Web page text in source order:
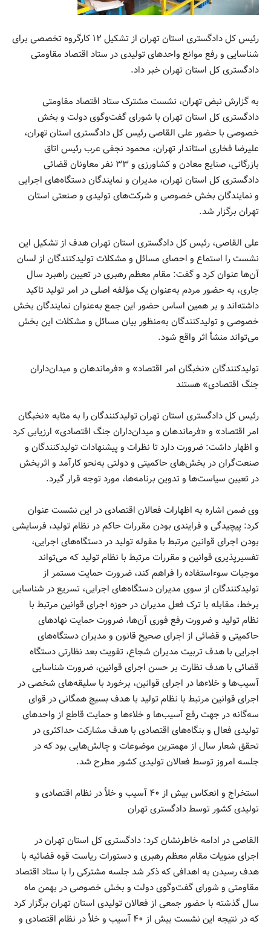
رئیس کل دادگستری استان تهران از تشکیل ۱۲ کارگروه تخصصی برای
شناسایی و رفع موانع واحدهای تولیدی در ستاد اقتصاد مقاومتی
دادگستری کل استان تهران خبر داد.
به گزارش نبض تهران، نشست مشترک ستاد اقتصاد مقاومتی
دادگستری کل استان تهران با شورای گفت‌وگوی دولت و بخش
خصوصی با حضور علی القاصی رئیس کل دادگستری استان تهران،
علیرضا فخاری استاندار تهران، محمود نجفی عرب رئیس اتاق
بازرگانی، صنایع معادن و کشاورزی و ۳۳ نفر معاونان قضائی
دادگستری کل استان تهران، مدیران و نمایندگان دستگاه‌های اجرایی
و نمایندگان بخش خصوصی و شرکت‌های تولیدی و صنعتی استان
تهران برگزار شد.
علی القاصی، رئیس کل دادگستری استان تهران هدف از تشکیل این
نشست را استماع و احصای مسائل و مشکلات تولیدکنندگان از لسان
آن‌ها عنوان کرد و گفت: مقام معظم رهبری در تعیین راهبرد سال
جاری، به حضور مردم به‌عنوان یک مؤلفه اصلی در امر تولید تاکید
داشته‌اند و بر همین اساس حضور این جمع به‌عنوان نمایندگان بخش
خصوصی و تولیدکنندگان به‌منظور بیان مسائل و مشکلات این بخش
می‌تواند منشأ اثر واقع شود.
تولیدکنندگان «نخبگان امر اقتصاد» و «فرماندهان و میدان‌داران
جنگ اقتصادی» هستند
رئیس کل دادگستری استان تهران تولیدکنندگان را به مثابه «نخبگان
امر اقتصاد» و «فرماندهان و میدان‌داران جنگ اقتصادی» ارزیابی کرد
و اظهار داشت: ضرورت دارد تا نظرات و پیشنهادات تولیدکنندگان و
صنعت‌گران در بخش‌های حاکمیتی و دولتی به‌نحو کارآمد و اثربخش
در تعیین سیاست‌ها و تدوین برنامه‌ها، مورد توجه قرار گیرد.
وی ضمن اشاره به اظهارات فعالان اقتصادی در این نشست عنوان
کرد: پیچیدگی و فرایندی بودن مقررات حاکم در نظام تولید، فرسایشی
بودن اجرای قوانین مرتبط با مقوله تولید در دستگاه‌های اجرایی،
تفسیرپذیری قوانین و مقررات مرتبط با نظام تولید که می‌تواند
موجبات سوء‌استفاده را فراهم کند، ضرورت حمایت مستمر از
تولیدکنندگان از سوی مدیران دستگاه‌های اجرایی، تسریع در شناسایی
برخط، مقابله با ترک فعل مدیران در حوزه اجرای قوانین مرتبط با
نظام تولید و ضرورت رفع فوری آن‌ها، ضرورت حمایت نهادهای
حاکمیتی و قضائی از اجرای صحیح قانون و مدیران دستگاه‌های
اجرایی با هدف تربیت مدیران شجاع، تقویت بعد نظارتی دستگاه
قضائی با هدف نظارت بر حسن اجرای قوانین، ضرورت شناسایی
آسیب‌ها و خلاءها در اجرای قوانین، برخورد با سلیقه‌های شخصی در
اجرای قوانین مرتبط با نظام تولید با هدف بسیج همگانی در قوای
سه‌گانه در جهت رفع آسیب‌ها و خلاءها و حمایت قاطع از واحدهای
تولیدی فعال و بنگاه‌های اقتصادی با هدف مشارکت حداکثری در
تحقق شعار سال از مهمترین موضوعات و چالش‌هایی بود که در
جلسه امروز توسط فعالان تولیدی کشور مطرح شد.
استخراج و انعکاس بیش از ۴۰ آسیب و خلأ در نظام اقتصادی و
تولیدی کشور توسط دادگستری تهران
القاصی در ادامه خاطرنشان کرد: دادگستری کل استان تهران در
اجرای منویات مقام معظم رهبری و دستورات ریاست قوه قضائیه با
هدف رسیدن به اهدافی که ذکر شد جلسه مشترکی را با ستاد اقتصاد
مقاومتی و شورای گفت‌وگوی دولت و بخش خصوصی در بهمن ماه
سال گذشته با حضور جمعی از فعالان تولیدی استان تهران برگزار کرد
که در نتیجه این نشست بیش از ۴۰ آسیب و خلأ در نظام اقتصادی و